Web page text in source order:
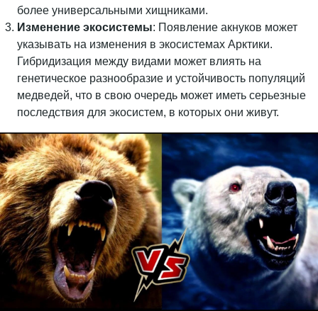
более универсальными хищниками.
Изменение экосистемы: Появление акнуков может
указывать на изменения в экосистемах Арктики.
Гибридизация между видами может влиять на
генетическое разнообразие и устойчивость популяций
медведей, что в свою очередь может иметь серьезные
последствия для экосистем, в которых они живут.